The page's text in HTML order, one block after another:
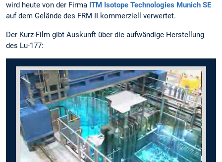
wird heute von der Firma ITM Isotope Technologies Munich SE
auf dem Gelände des FRM II kommerziell verwertet.
Der Kurz-Film gibt Auskunft über die aufwändige Herstellung
des Lu-177: